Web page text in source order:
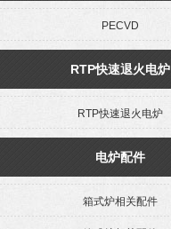
PECVD
RTP快速退火电炉
RTP快速退火电炉
电炉配件
箱式炉相关配件